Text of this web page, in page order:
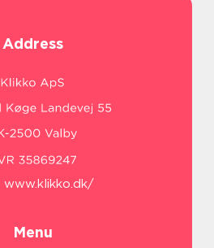
Address
www.klikko.dk/
Menu